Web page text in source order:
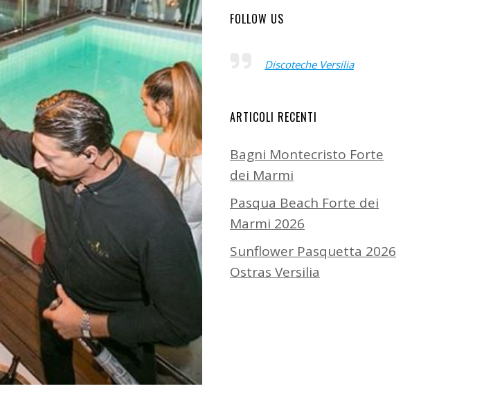
FOLLOW US
Discoteche Versilia
ARTICOLI RECENTI
Bagni Montecristo Forte
dei Marmi
Pasqua Beach Forte dei
Marmi 2026
Sunflower Pasquetta 2026
Ostras Versilia